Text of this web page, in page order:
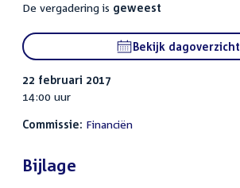
De vergadering is geweest
Bekijk dagoverzicht
22 februari 2017
14:00 uur
Commissie: Financiën
Bijlage